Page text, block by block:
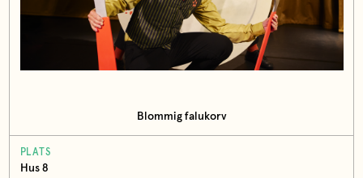
Blommig falukorv
PLATS
Hus 8